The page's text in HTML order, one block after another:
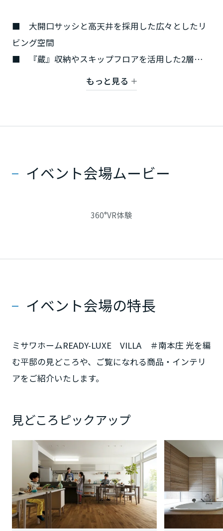
■ 大開口サッシと高天井を採用した広々としたリ
ビング空間
■ 『蔵』収納やスキップフロアを活用した2層スタ
■ 国が目指す「2050年カーボンニュートラル」に
■ 灰や煤を排出せず、煙突や換気設備を必要とし
トドアリビング
もっと見る
イベント会場ムービー
360°VR体験
イベント会場の特長
ミサワホームREADY-LUXE VILLA ＃南本庄 光を編
む平邸の見どころや、ご覧になれる商品・インテリ
アをご紹介いたします。
見どころピックアップ
長野県
東海エリア
兵庫県
和歌山県
中国・四国エリア
鳥取県